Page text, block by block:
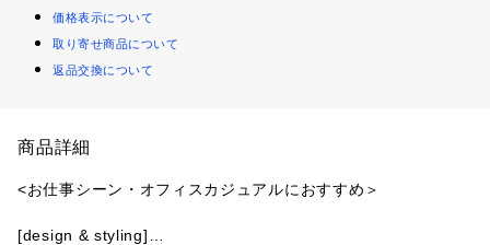
価格表示について
取り寄せ商品について
返品交換について
商品詳細
<お仕事シーン・オフィスカジュアルにおすすめ＞
[design & styling]